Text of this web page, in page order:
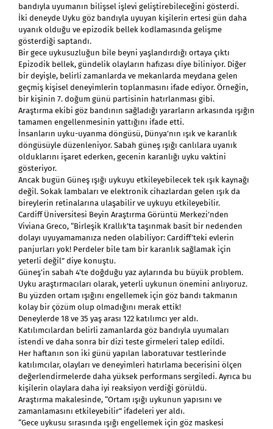
bandıyla uyumanın bilişsel işlevi geliştirebileceğini gösterdi.
İki deneyde Uyku göz bandıyla uyuyan kişilerin ertesi gün daha
uyanık olduğu ve epizodik bellek kodlamasında gelişme
gösterdiği saptandı.
Bir gece uykusuzluğun bile beyni yaşlandırdığı ortaya çıktı
Epizodik bellek, gündelik olayların hafızası diye biliniyor. Diğer
bir deyişle, belirli zamanlarda ve mekanlarda meydana gelen
geçmiş kişisel deneyimlerin toplanmasını ifade ediyor. Örneğin,
bir kişinin 7. doğum günü partisinin hatırlanması gibi.
Araştırma ekibi göz bandının sağladığı yararların arkasında ışığın
tamamen engellenmesinin yattığını ifade etti.
İnsanların uyku-uyanma döngüsü, Dünya’nın ışık ve karanlık
döngüsüyle düzenleniyor. Sabah güneş ışığı canlılara uyanık
olduklarını işaret ederken, gecenin karanlığı uyku vaktini
gösteriyor.
Ancak bugün Güneş ışığı uykuyu etkileyebilecek tek ışık kaynağı
değil. Sokak lambaları ve elektronik cihazlardan gelen ışık da
bireylerin retinalarına ulaşabilir ve uykuyu etkileyebilir.
Cardiff Üniversitesi Beyin Araştırma Görüntü Merkezi’nden
Viviana Greco, “Birleşik Krallık’ta taşınmak basit bir nedenden
dolayı uyuyamamanıza neden olabiliyor: Cardiff’teki evlerin
panjurları yok! Perdeler bile tam bir karanlık sağlamak için
yeterli değil” diye konuştu.
Güneş’in sabah 4’te doğduğu yaz aylarında bu büyük problem.
Uyku araştırmacıları olarak, yeterli uykunun önemini anlıyoruz.
Bu yüzden ortam ışığını engellemek için göz bandı takmanın
kolay bir çözüm olup olmadığını merak ettik!
Deneylerde 18 ve 35 yaş arası 122 katılımcı yer aldı.
Katılımcılardan belirli zamanlarda göz bandıyla uyumaları
istendi ve daha sonra bir dizi teste girmeleri talep edildi.
Her haftanın son iki günü yapılan laboratuvar testlerinde
katılımcılar, olayları ve deneyimleri hatırlama becerisini ölçen
değerlendirmelerde daha yüksek performans sergiledi. Ayrıca bu
kişilerin olaylara daha iyi reaksiyon verdiği görüldü.
Araştırma makalesinde, “Ortam ışığı uykunun yapısını ve
zamanlamasını etkileyebilir” ifadeleri yer aldı.
“Gece uykusu sırasında ışığı engellemek için göz maskesi